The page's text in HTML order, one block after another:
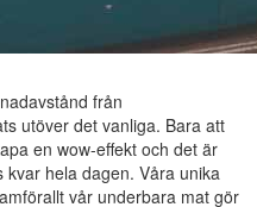
från
utöver det vanliga. Bara att
en wow-effekt och det är
hela dagen. Våra unika
vår underbara mat gör